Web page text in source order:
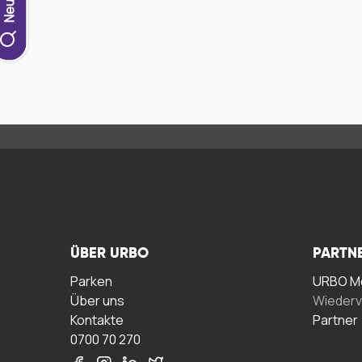
ÜBER URBO
Parken
Über uns
Kontakte
0700 70 270
URBO
Partner